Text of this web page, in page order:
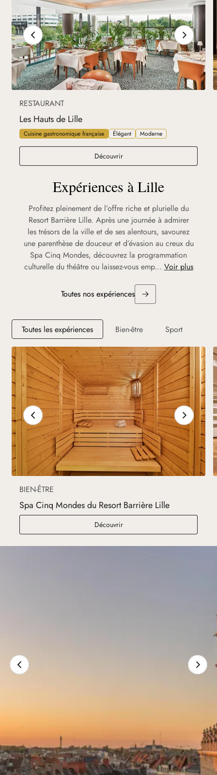
RESTAURANT
Les Hauts de Lille
Cuisine gastronomique française Élégant Moderne
DécouvrirLes Hauts de Lille
Expériences à Lille
Profitez pleinement de l’offre riche et plurielle du
Resort Barrière Lille. Après une journée à admirer
les trésors de la ville et de ses alentours, savourez
une parenthèse de douceur et d’évasion au creux du
Spa Cinq Mondes, découvrez la programmation
culturelle du théâtre ou laissez-vous emp... Voir plus
Toutes nos expériences
Toutes les expériences Bien-être Sport
BIEN-ÊTRE
Spa Cinq Mondes du Resort Barrière Lille
DécouvrirSpa Cinq Mondes du Resort